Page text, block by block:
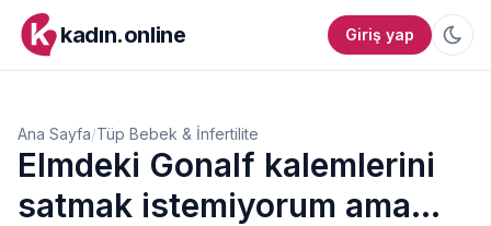
kadın.online Giriş yap
Ana Sayfa/Tüp Bebek & İnfertilite
Elmdeki Gonalf kalemlerini
satmak istemiyorum ama...